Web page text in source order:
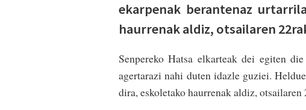
ekarpenak berantenaz
haurrenak aldiz, otsailaren
Senpereko Hatsa elkarteak dei egiten
agertarazi nahi duten idazle guziei.
dira, eskoletako haurrenak aldiz, otsailaren